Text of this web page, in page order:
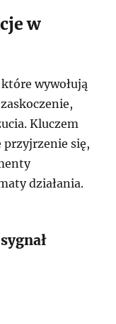
w
wywołują
Kluczem
przyjrzenie się,
działania.